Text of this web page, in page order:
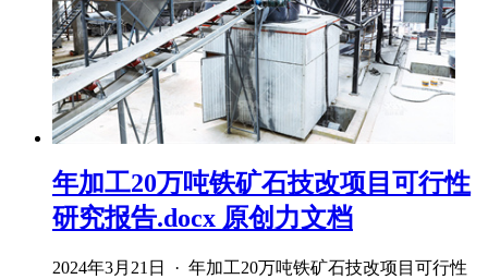
年加工20万吨铁矿石技改项目可行性
研究报告.docx 原创力文档
2024年3月21日 · 年加工20万吨铁矿石技改项目可行性